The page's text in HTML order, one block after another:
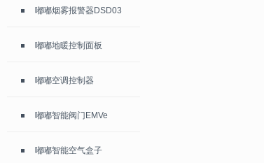
嘟嘟烟雾报警器DSD03
嘟嘟地暖控制面板
嘟嘟空调控制器
嘟嘟智能阀门EMVe
嘟嘟智能空气盒子